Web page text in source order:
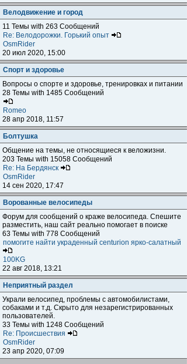
Велодвижение и город
11 Темы with 263 Сообщений
Re: Велодорожки. Горький опыт
OsmRider
20 июл 2020, 15:00
Спорт и здоровье
Вопросы о спорте и здоровье, тренировках и питании
28 Темы with 1485 Сообщений
Romeo
28 апр 2018, 11:57
Болтушка
Общение на темы, не относящиеся к веложизни.
203 Темы with 15058 Сообщений
Re: На Бердянск
OsmRider
14 сен 2020, 17:47
Ворованные велосипеды
Форум для сообщений о краже велосипеда. Спешите
разместить, наш сайт реально помогает в поиске
63 Темы with 778 Сообщений
помогите найти украденный centurion ярко-салатный
100KG
22 авг 2018, 13:21
Неприятный раздел
Украли велосипед, проблемы с автомобилистами,
собаками и т.д. Скрыто для незарегистрированных
пользователей.
33 Темы with 1248 Сообщений
Re: Происшествия
OsmRider
23 апр 2020, 07:09